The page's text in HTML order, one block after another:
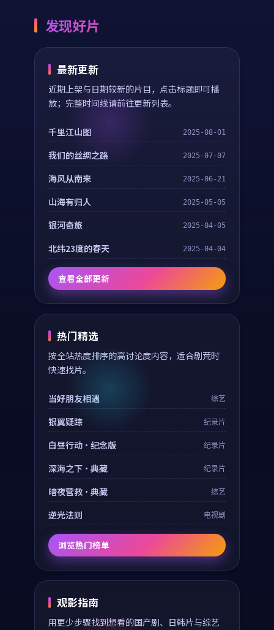
发现好片
最新更新
近期上架与日期较新的片目，点击标题即可播
放；完整时间线请前往更新列表。
千里江山图 2025-08-01
我们的丝绸之路 2025-07-07
海风从南来 2025-06-21
山海有归人 2025-05-05
银河奇旅 2025-04-05
北纬23度的春天 2025-04-04
查看全部更新
热门精选
按全站热度排序的高讨论度内容，适合剧荒时
快速找片。
当好朋友相遇 综艺
银翼疑踪 纪录片
白昼行动·纪念版 纪录片
深海之下·典藏 纪录片
暗夜营救·典藏 综艺
逆光法则 电视剧
浏览热门榜单
观影指南
用更少步骤找到想看的国产剧、日韩片与综艺